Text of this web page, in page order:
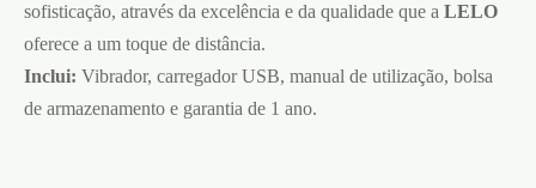
sofisticação, através da excelência e da qualidade que a LELO
oferece a um toque de distância.
Inclui: Vibrador, carregador USB, manual de utilização, bolsa
de armazenamento e garantia de 1 ano.